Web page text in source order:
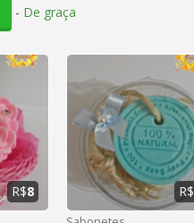
- De graça
R$8 R$